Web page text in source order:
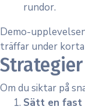
rundor.
Demo-
träffar under
Om du siktar på
Sätt en fast